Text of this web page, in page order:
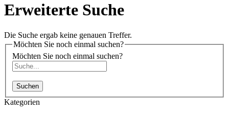
Erweiterte Suche
Die Suche ergab keine genauen Treffer.
Möchten Sie noch einmal suchen?
Möchten Sie noch einmal suchen?
Suchen
Kategorien